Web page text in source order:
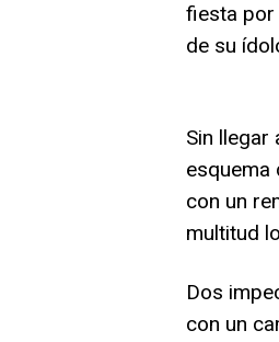
fiesta por
de su
Sin llegar
esquema
con un
multitud
Dos
con un